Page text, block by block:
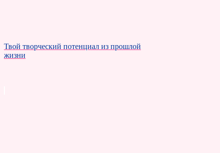
Твой творческий потенциал из прошлой
жизни